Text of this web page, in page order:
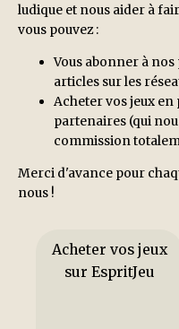
ludique et nous aider à
vous pouvez :
Vous abonner à
articles sur les
Acheter vos jeux
partenaires (qui
commission
Merci d'avance pour
nous !
Acheter vos jeux
sur EspritJeu